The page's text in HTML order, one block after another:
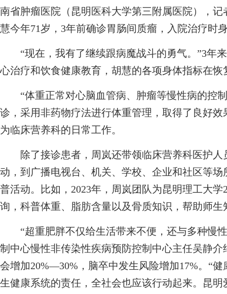
南省肿瘤医院（昆明医科大学第三附属医院），
慧今年71岁，3年前确诊胃肠间质瘤，入院治疗时
“现在，我有了继续跟病魔战斗的勇气。”3年
心治疗和饮食健康教育，胡慧的各项身体指标在恢
“体重正常对心脑血管病、肿瘤等慢性病的控
诊，采用非药物疗法进行体重管理，取得了良好
为临床营养科的日常工作。
除了接诊患者，周岚还带领临床营养科医护人
动，到广播电视台、机关、学校、企业和社区等
普活动。比如，2023年，周岚团队为昆明理工大
询，科普体重、脂肪含量以及骨质知识，帮助师
“超重肥胖不仅给生活带来不便，还与多种慢性
制中心慢性非传染性疾病预防控制中心主任吴静
会增加20%—30%，脑卒中发生风险增加17%。“
生健康系统的责任，全社会也应该行动起来。昆